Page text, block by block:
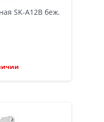
SK-A12B беж.